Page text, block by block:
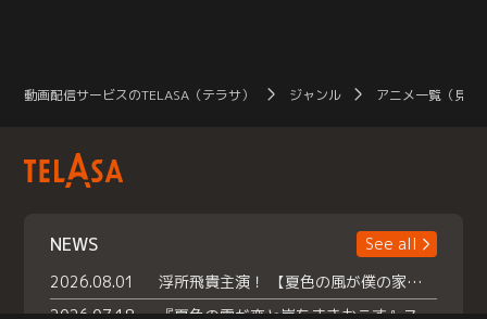
動画配信サービスのTELASA（テラサ） ジャンル アニメ一覧（見放
NEWS
See all
2026.08.01
浮所飛貴主演！ 【夏色の風が僕の家にやってきた】 本日よりテラサで独占配信スタート！